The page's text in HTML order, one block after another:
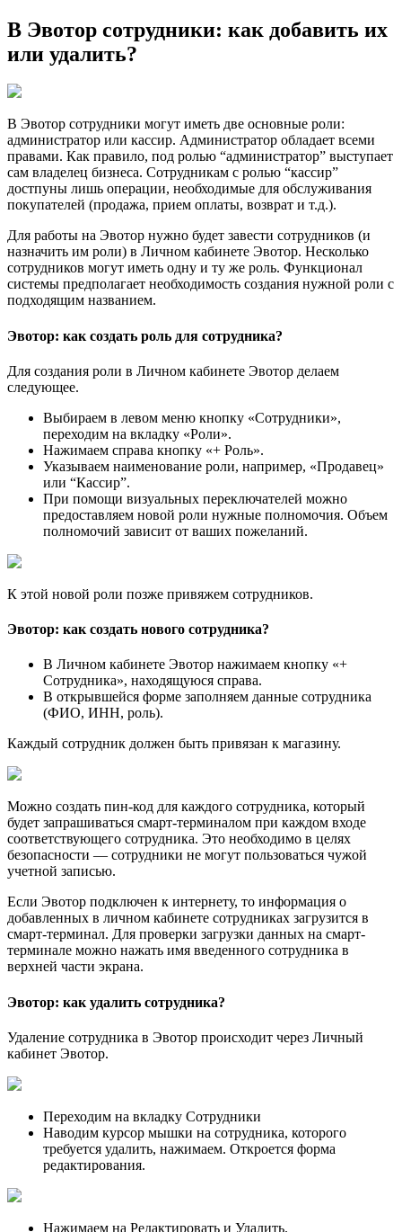
В Эвотор сотрудники: как добавить их
или удалить?
В Эвотор сотрудники могут иметь две основные роли:
администратор или кассир. Администратор обладает всеми
правами. Как правило, под ролью “администратор” выступает
сам владелец бизнеса. Сотрудникам с ролью “кассир”
достпуны лишь операции, необходимые для обслуживания
покупателей (продажа, прием оплаты, возврат и т.д.).
Для работы на Эвотор нужно будет завести сотрудников (и
назначить им роли) в Личном кабинете Эвотор. Несколько
сотрудников могут иметь одну и ту же роль. Функционал
системы предполагает необходимость создания нужной роли с
подходящим названием.
Эвотор: как создать роль для сотрудника?
Для создания роли в Личном кабинете Эвотор делаем
следующее.
Выбираем в левом меню кнопку «Сотрудники»,
переходим на вкладку «Роли».
Нажимаем справа кнопку «+ Роль».
Указываем наименование роли, например, «Продавец»
или “Кассир”.
При помощи визуальных переключателей можно
предоставляем новой роли нужные полномочия. Объем
полномочий зависит от ваших пожеланий.
К этой новой роли позже привяжем сотрудников.
Эвотор: как создать нового сотрудника?
В Личном кабинете Эвотор нажимаем кнопку «+
Сотрудника», находящуюся справа.
В открывшейся форме заполняем данные сотрудника
(ФИО, ИНН, роль).
Каждый сотрудник должен быть привязан к магазину.
Можно создать пин-код для каждого сотрудника, который
будет запрашиваться смарт-терминалом при каждом входе
соответствующего сотрудника. Это необходимо в целях
безопасности — сотрудники не могут пользоваться чужой
учетной записью.
Если Эвотор подключен к интернету, то информация о
добавленных в личном кабинете сотрудниках загрузится в
смарт-терминал. Для проверки загрузки данных на смарт-
терминале можно нажать имя введенного сотрудника в
верхней части экрана.
Эвотор: как удалить сотрудника?
Удаление сотрудника в Эвотор происходит через Личный
кабинет Эвотор.
Переходим на вкладку Сотрудники
Наводим курсор мышки на сотрудника, которого
требуется удалить, нажимаем. Откроется форма
редактирования.
Нажимаем на Редактировать и Удалить.